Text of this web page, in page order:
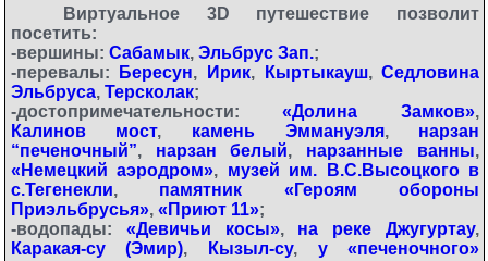
Виртуальное 3D путешествие позволит
посетить:
-вершины: Сабамык, Эльбрус Зап.;
-перевалы:
Бересун, Ирик, Кыртыкауш,Седловина
Эльбруса, Терсколак;
-достопримечательности:«Долина Замков»,
Калинов мост, камень Эммануэля, нарзан
“печеночный”, нарзан белый, нарзанные ванны,
«Немецкий аэродром», музей им. В.С.Высоцкого в
с.Тегенекли, памятник «Героям обороны
Приэльбрусья», «Приют 11»;
-водопады: «Девичьи косы», на реке Джугуртау,
Каракая-су (Эмир), Кызыл-су, у «печеночного»